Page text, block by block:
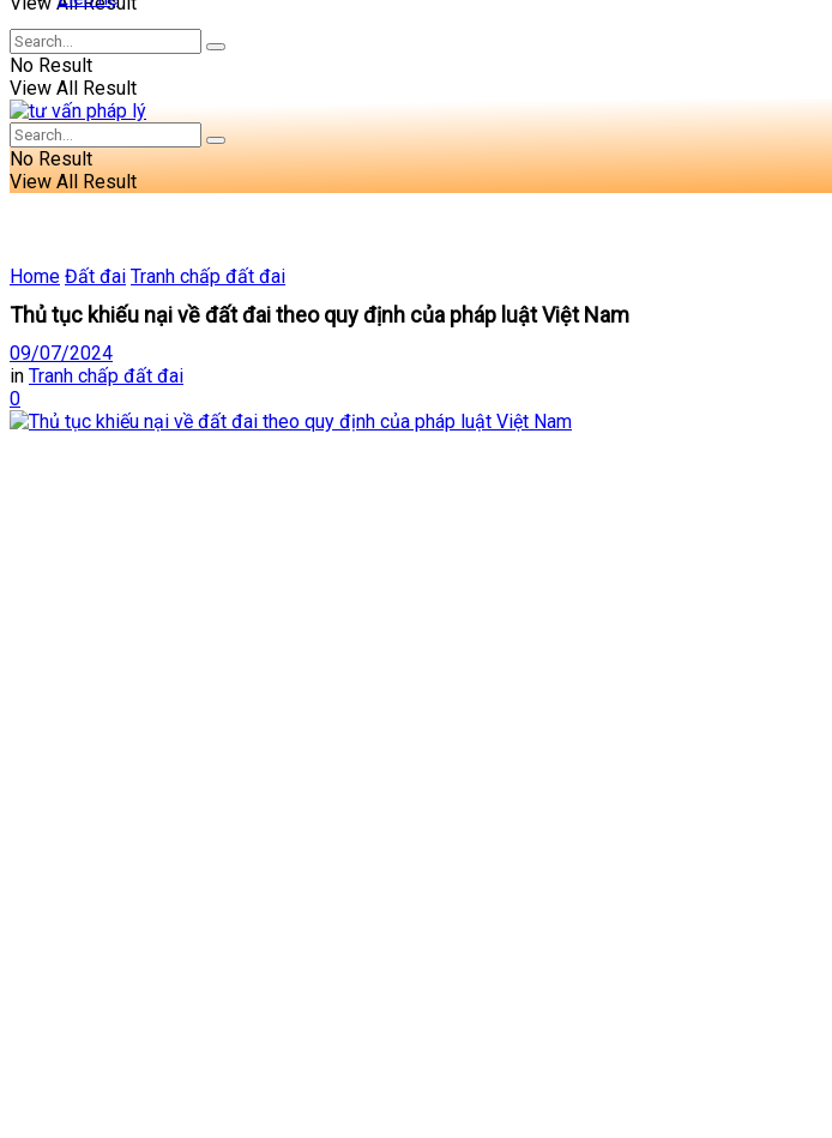
No Result
View All Result
No Result
View All Result
Home Đất đai Tranh chấp đất đai
Thủ tục khiếu nại về đất đai theo quy định của pháp luật Việt Nam
09/07/2024
in Tranh chấp đất đai
0